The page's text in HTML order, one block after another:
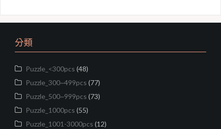
分類
Puzzle_<300pcs (48)
Puzzle_300~499pcs (77)
Puzzle_500~999pcs (73)
Puzzle_1000pcs (55)
Puzzle_1001-3000pcs (12)